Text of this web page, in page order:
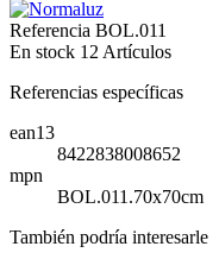
Referencia BOL.011
En stock 12 Artículos
Referencias específicas
ean13
8422838008652
mpn
BOL.011.70x70cm
También podría interesarle